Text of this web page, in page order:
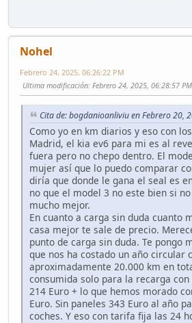
Nohel
Febrero 24, 2025, 06:26:22 PM
Ultima modificación: Febrero 24, 2025, 06:28:57
Cita de: bogdanioanliviu en Febrero 20,
Como yo en km diarios y eso con
Madrid, el kia ev6 para mi es al
fuera pero no chepo dentro. El
mujer así que lo puedo comparar
diría que donde le gana el seal es
no que el model 3 no este bien si
mucho mejor.
En cuanto a carga sin duda cuanto
casa mejor te sale de precio.
punto de carga sin duda. Te pongo
que nos ha costado un año circular
aproximadamente 20.000 km en
consumida solo para la recarga
214 Euro + lo que hemos morado
Euro. Sin paneles 343 Euro al año
coches. Y eso con tarifa fija las 24